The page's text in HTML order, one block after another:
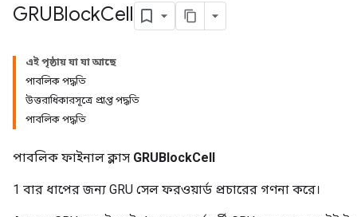
GRUBlockCell
এই পৃষ্ঠায় যা যা আছে
পাবলিক পদ্ধতি
উত্তরাধিকারসূত্রে প্রাপ্ত পদ্ধতি
পাবলিক পদ্ধতি
পাবলিক ফাইনাল ক্লাস GRUBlockCell
1 বার ধাপের জন্য GRU সেল ফরওয়ার্ড প্রচারের গণনা করে।